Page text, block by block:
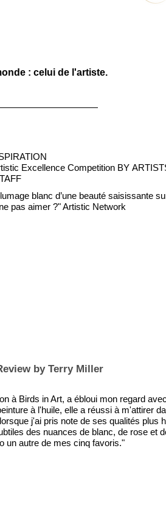
: celui de l'artiste.
Excellence Competition BY
blanc d’une beauté saisissante
pas aimer ?" Artistic Network
by Terry Miller
à Birds in Art, a ébloui mon regard
à l'huile, elle a réussi à m'attirer
j'ai pris note de ses qualités plus
des nuances de blanc, de rose et
un autre de mes cinq favoris."